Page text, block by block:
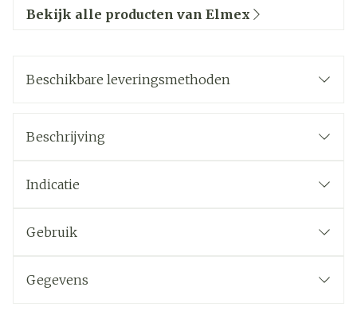
Bekijk alle producten van Elmex
Beschikbare leveringsmethoden
Beschrijving
Indicatie
Gebruik
Gegevens